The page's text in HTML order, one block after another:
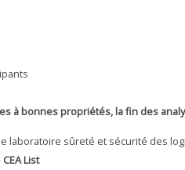
à bonnes propriétés, la fin des
laboratoire sûreté et sécurité des
CEA List